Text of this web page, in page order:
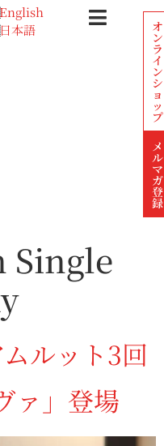
English
日本語
オ
ン
ラ
イ
ン
シ
ョ
ッ
プ
メ
ル
マ
ガ
登
録
Single
ムルット3回
ァ」登場